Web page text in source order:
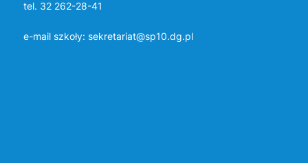
tel. 32 262-28-41
e-mail szkoły: sekretariat@sp10.dg.pl